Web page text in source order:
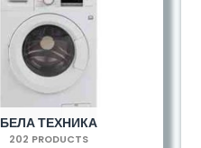
БЕЛА ТЕХНИКА
202 PRODUCTS